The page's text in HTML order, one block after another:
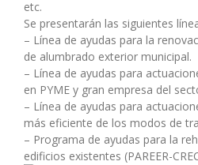
etc.
Se presentarán las siguientes
– Línea de ayudas para la
de alumbrado exterior municipal.
– Línea de ayudas para
en PYME y gran empresa del
– Línea de ayudas para
más eficiente de los modos de
– Programa de ayudas para la
edificios existentes (PAREER-